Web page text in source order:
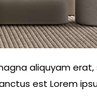
aliquyam erat,
est Lorem